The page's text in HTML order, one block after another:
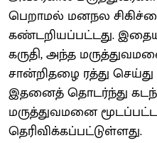
பெறாமல் மனநல
கண்டறியப்பட்டது.
கருதி, அந்த
சான்றிதழை ரத்து
இதனைத் தொடர்ந்து கடந்த
மருத்துவமனை
தெரிவிக்கப்பட்டுள்ளது.